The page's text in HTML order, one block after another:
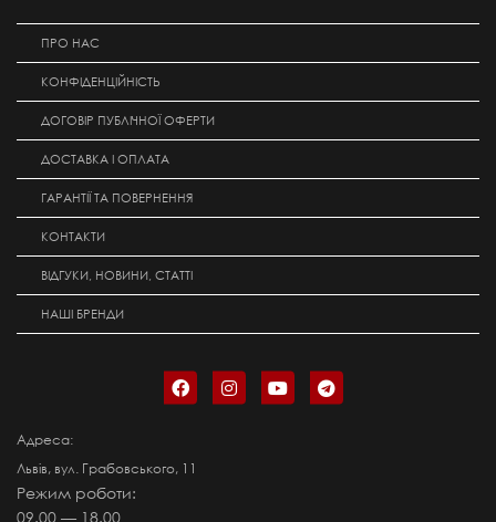
ПРО НАС
КОНФІДЕНЦІЙНІСТЬ
ДОГОВІР ПУБЛІЧНОЇ ОФЕРТИ
ДОСТАВКА І ОПЛАТА
ГАРАНТІЇ ТА ПОВЕРНЕННЯ
КОНТАКТИ
ВІДГУКИ, НОВИНИ, СТАТТІ
НАШІ БРЕНДИ
Адреса:
Львів, вул. Грабовського, 11
Режим роботи:
09.00 — 18.00